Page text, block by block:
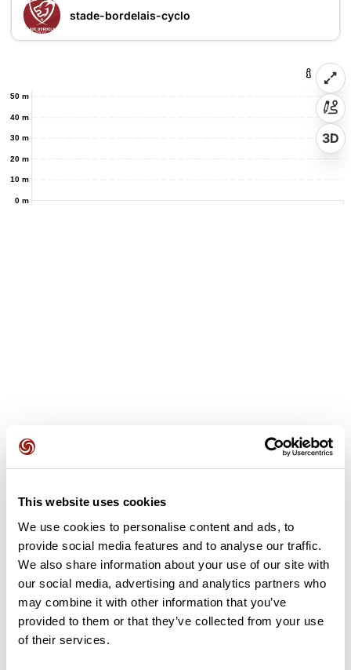
This website uses cookies
We use cookies to personalise content and ads, to
provide social media features and to analyse our traffic.
We also share information about your use of our site with
our social media, advertising and analytics partners who
may combine it with other information that you’ve
provided to them or that they’ve collected from your use
of their services.
stade-bordelais-cyclo
0 m
10 m
20 m
30 m
40 m
50 m
3D
Avis des utilisateurs
Soyez le premier à ajouter un avis !
Ajouter un avis
Résumé